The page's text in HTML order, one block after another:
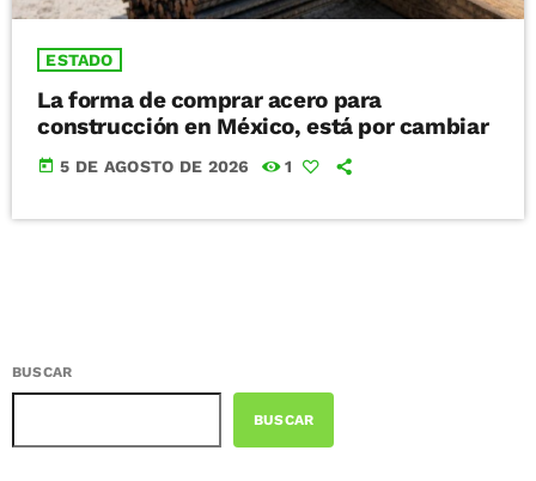
ESTADO
La forma de comprar acero para
construcción en México, está por cambiar
today 5 DE AGOSTO DE 2026 1
BUSCAR
BUSCAR